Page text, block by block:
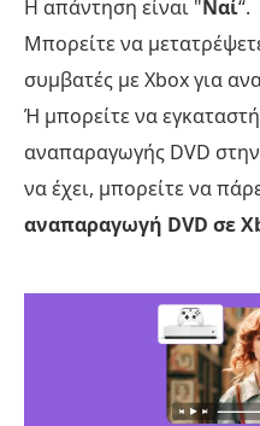
Η απάντηση είναι "Ναί“.
Μπορείτε να
συμβατές με Xbox για
Ή μπορείτε να
αναπαραγωγής DVD
να έχει, μπορείτε να
αναπαραγωγή DVD σε